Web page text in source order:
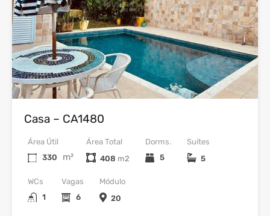
Venda
Casa – CA1480
Dorms.
5
WCs
1
Área Útil
330
m²
Vagas
6
Área Total
408
Suítes
5
Módulo
20